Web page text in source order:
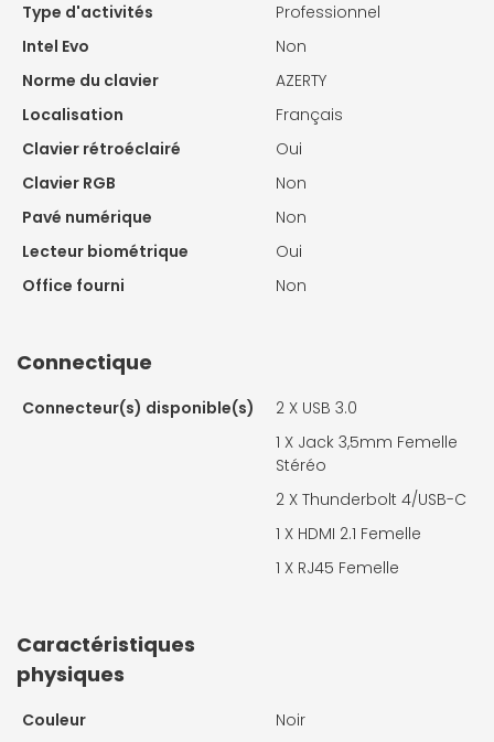
Type d'activités
Professionnel
Intel Evo
Non
Norme du clavier
AZERTY
Localisation
Français
Clavier rétroéclairé
Oui
Clavier RGB
Non
Pavé numérique
Non
Lecteur biométrique
Oui
Office fourni
Non
Connectique
Connecteur(s) disponible(s) 2 X USB 3.0
1 X Jack 3,5mm Femelle
Stéréo
2 X Thunderbolt 4/USB-C
1 X HDMI 2.1 Femelle
1 X RJ45 Femelle
Caractéristiques
physiques
Couleur
Noir